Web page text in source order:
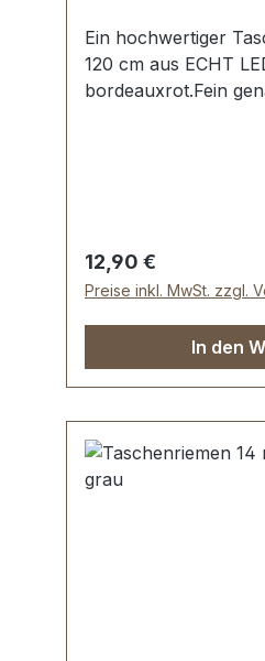
Ein hochwertiger
120 cm aus ECHT LEDER in der Farbe
bordeauxrot.Fein
Regulärer Preis:
12,90 €
Preise inkl. MwSt. zzgl.
In den